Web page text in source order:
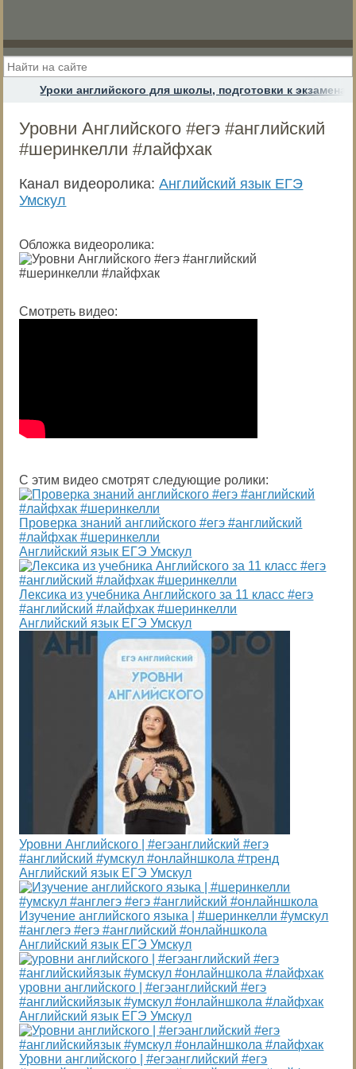
Уроки английского для школы, подготовки к
Уровни Английского #егэ #английский
#шеринкелли #лайфхак
Канал видеоролика:Английский язык ЕГЭ
Умскул
Обложка видеоролика:
Смотреть видео:
С этим видео смотрят следующие ролики:
Проверка знаний английского #егэ #английский
#лайфхак #шеринкелли
Английский язык ЕГЭ Умскул
Лексика из учебника Английского за 11 класс #егэ
#английский #лайфхак #шеринкелли
Английский язык ЕГЭ Умскул
Уровни Английского | #егэанглийский #егэ
#английский #умскул #онлайншкола #тренд
Английский язык ЕГЭ Умскул
Изучение английского языка | #шеринкелли #умскул
#англегэ #егэ #английский #онлайншкола
Английский язык ЕГЭ Умскул
уровни английского | #егэанглийский #егэ
#английскийязык #умскул #онлайншкола #лайфхак
Английский язык ЕГЭ Умскул
Уровни английского | #егэанглийский #егэ